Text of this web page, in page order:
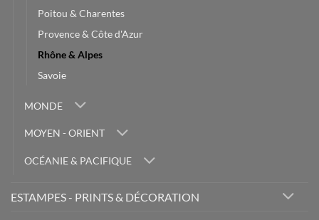
Poitou & Charentes
Provence & Côte d'Azur
Rhône & Alpes
Savoie
MONDE
MOYEN - ORIENT
OCÉANIE & PACIFIQUE
ESTAMPES - PRINTS & DÉCORATION